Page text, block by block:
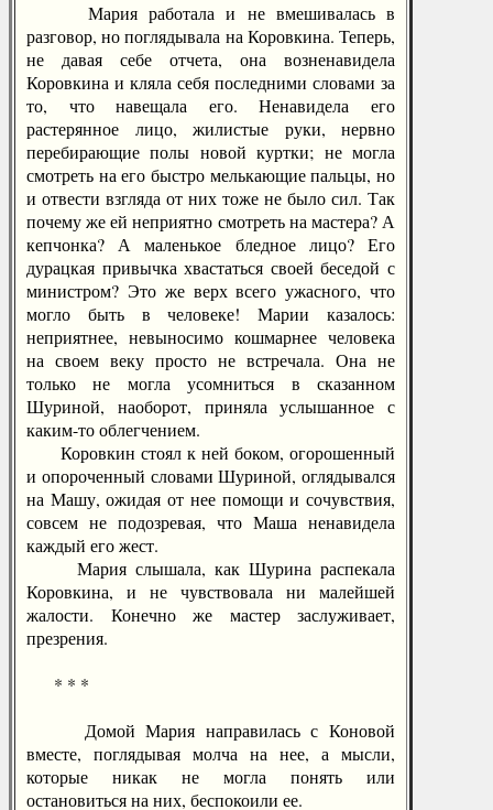
Мария работала и не вмешивалась в
разговор, но поглядывала на Коровкина. Теперь,
не давая себе отчета, она возненавидела
Коровкина и кляла себя последними словами за
то, что навещала его. Ненавидела его
растерянное лицо, жилистые руки, нервно
перебирающие полы новой куртки; не могла
смотреть на его быстро мелькающие пальцы, но
и отвести взгляда от них тоже не было сил. Так
почему же ей неприятно смотреть на мастера? А
кепчонка? А маленькое бледное лицо? Его
дурацкая привычка хвастаться своей беседой с
министром? Это же верх всего ужасного, что
могло быть в человеке! Марии казалось:
неприятнее, невыносимо кошмарнее человека
на своем веку просто не встречала. Она не
только не могла усомниться в сказанном
Шуриной, наоборот, приняла услышанное с
каким-то облегчением.
Коровкин стоял к ней боком, огорошенный
и опороченный словами Шуриной, оглядывался
на Машу, ожидая от нее помощи и сочувствия,
совсем не подозревая, что Маша ненавидела
каждый его жест.
Мария слышала, как Шурина распекала
Коровкина, и не чувствовала ни малейшей
жалости. Конечно же мастер заслуживает,
презрения.
* * *
Домой Мария направилась с Коновой
вместе, поглядывая молча на нее, а мысли,
которые никак не могла понять или
остановиться на них, беспокоили ее.